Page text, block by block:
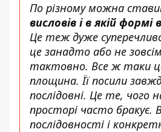
По різному можна
висловів і в якій
Це теж дуже
це занадто або не
тактовно. Все ж таки
площина. Її посили
послідовні. Це те, чого
просторі часто бракує.
послідовності і